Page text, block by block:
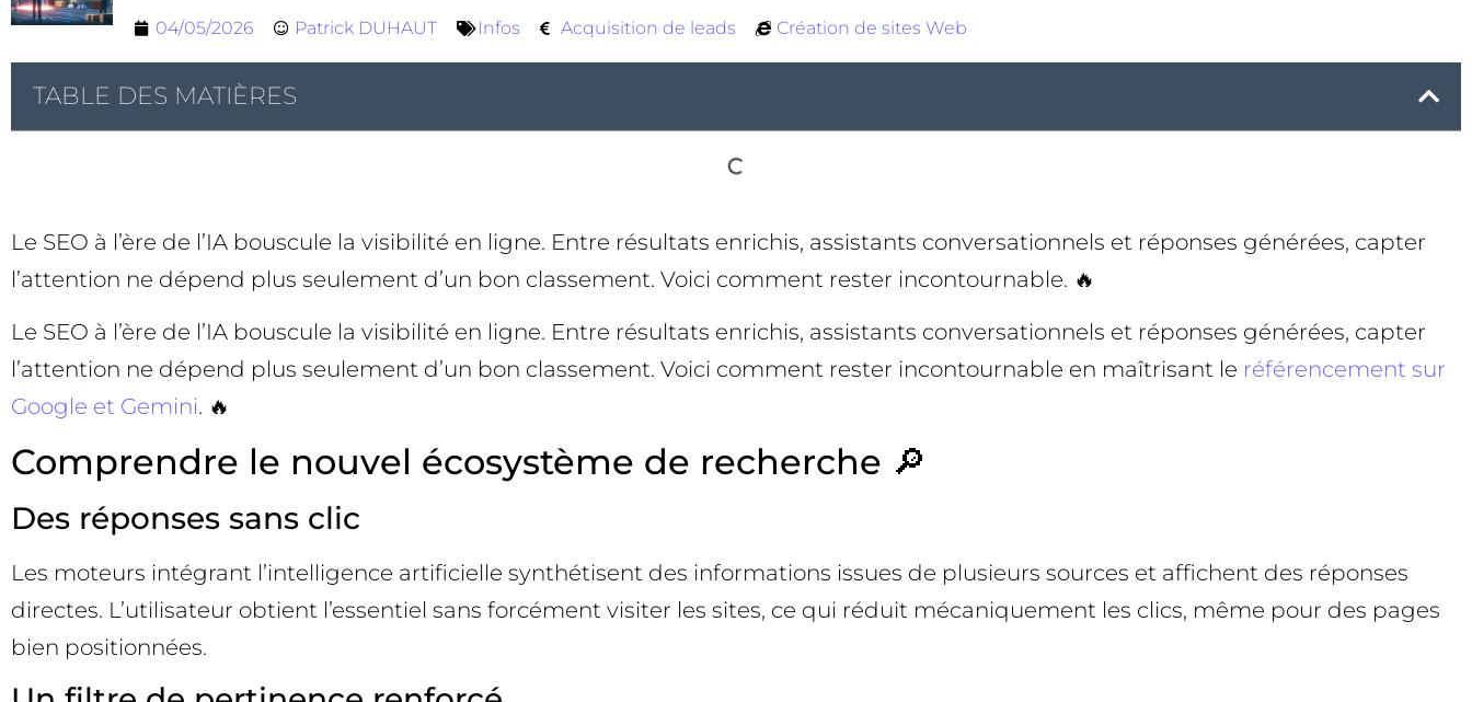
04/05/2026 Patrick DUHAUT Infos Acquisition de leads Création de sites Web
TABLE DES MATIÈRES
Le SEO à l’ère de l’IA bouscule la visibilité en ligne. Entre résultats enrichis, assistants conversationnels et réponses générées, capter
l’attention ne dépend plus seulement d’un bon classement. Voici comment rester incontournable. 🔥
Le SEO à l’ère de l’IA bouscule la visibilité en ligne. Entre résultats enrichis, assistants conversationnels et réponses générées, capter
l’attention ne dépend plus seulement d’un bon classement. Voici comment rester incontournable en maîtrisant le référencement sur
Google et Gemini. 🔥
Comprendre le nouvel écosystème de recherche 🔎
Des réponses sans clic
Les moteurs intégrant l’intelligence artificielle synthétisent des informations issues de plusieurs sources et affichent des réponses
directes. L’utilisateur obtient l’essentiel sans forcément visiter les sites, ce qui réduit mécaniquement les clics, même pour des pages
bien positionnées.